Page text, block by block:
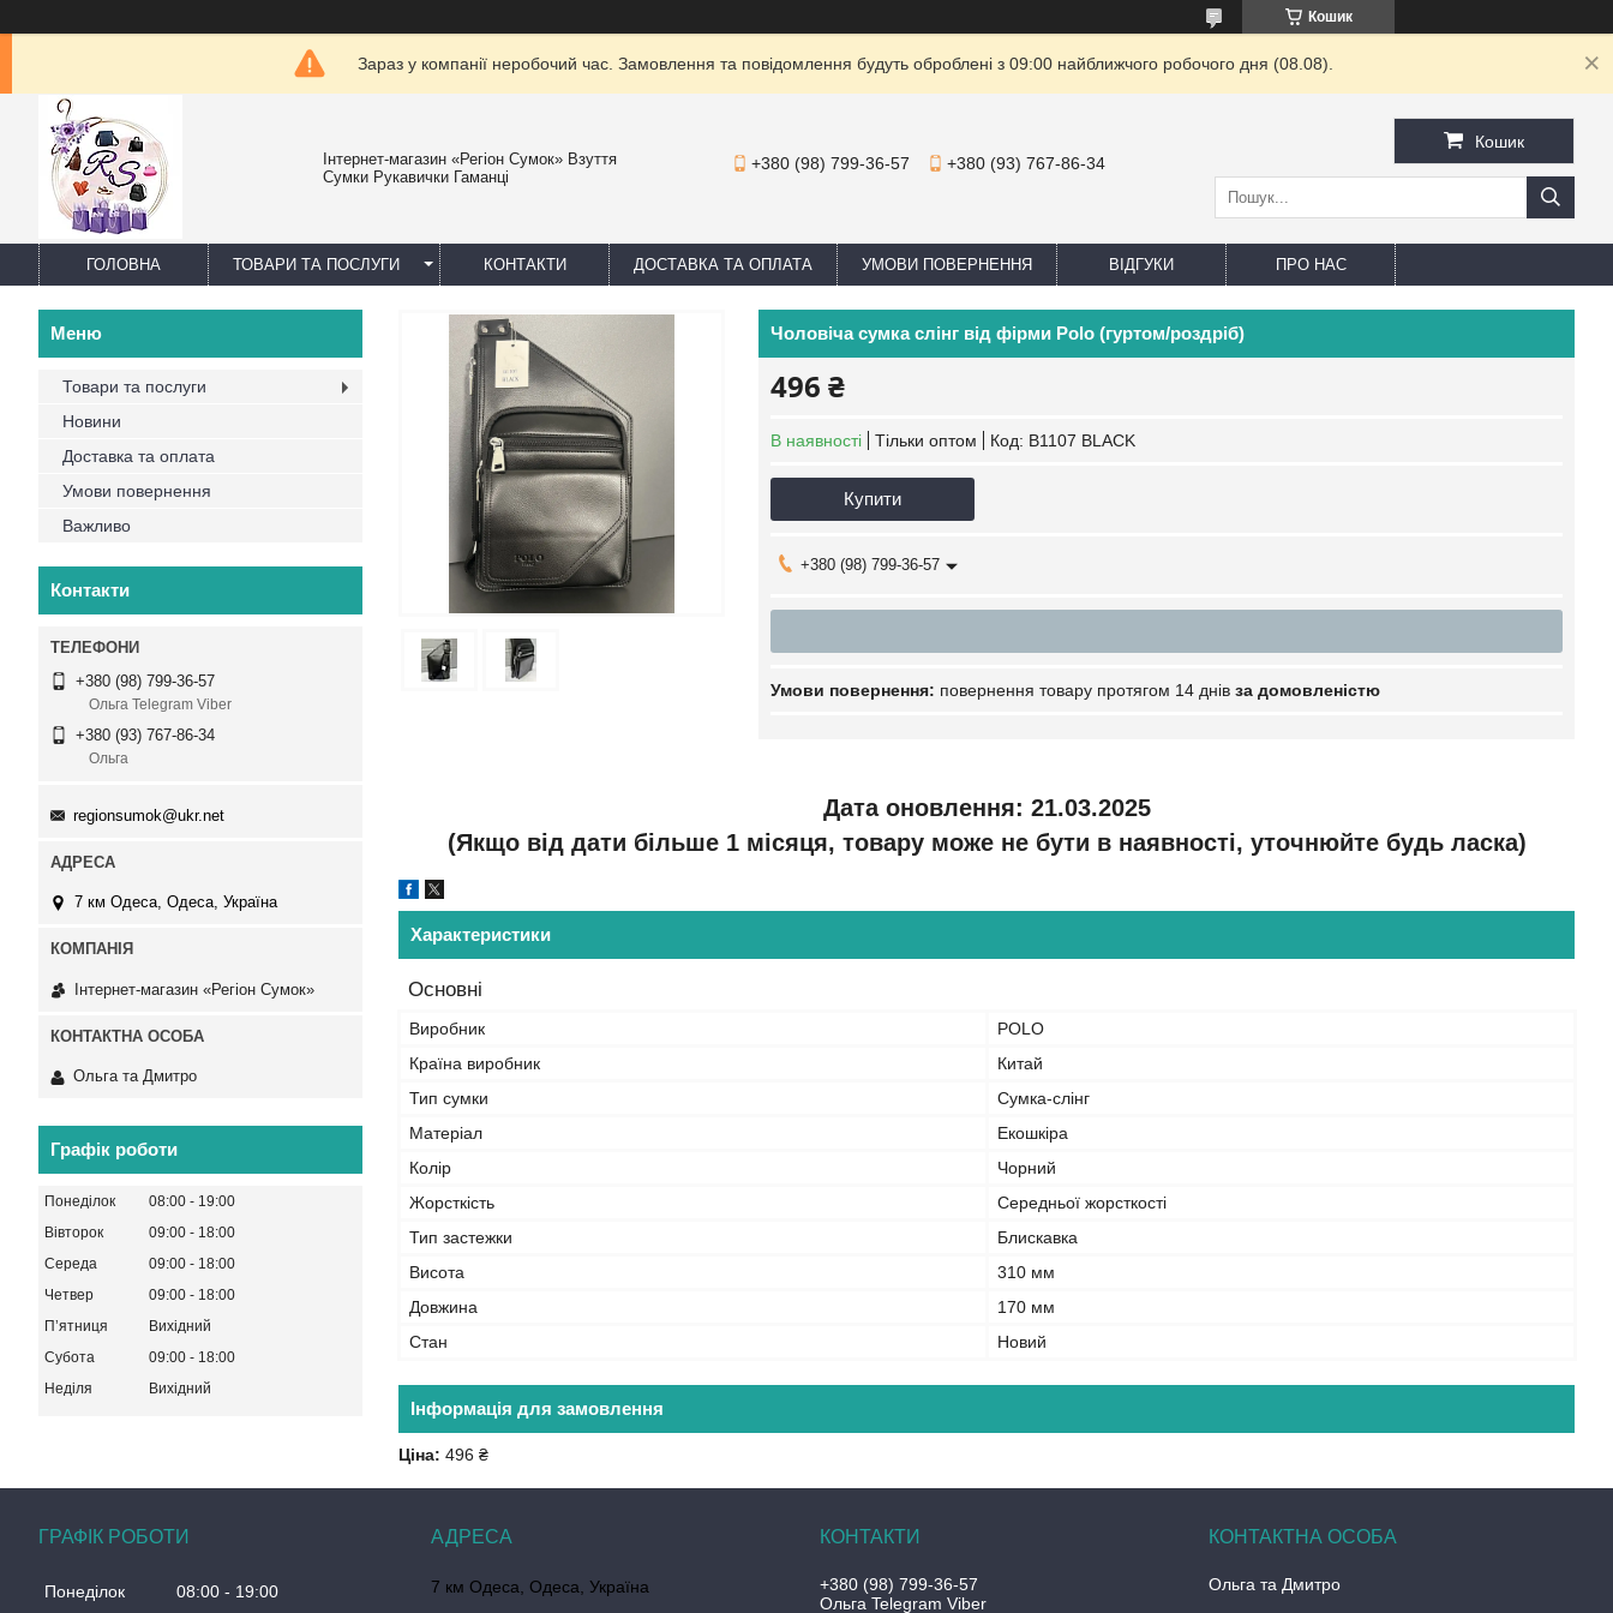
Кошик
Зараз у компанії неробочий час. Замовлення та повідомлення будуть оброблені з 09:00 найближчого робочого дня (08.08).
Інтернет-магазин «Регіон Сумок» Взуття
Сумки Рукавички Гаманці
+380 (98) 799-36-57 +380 (93) 767-86-34
Кошик
ГОЛОВНА ТОВАРИ ТА ПОСЛУГИ КОНТАКТИ ДОСТАВКА ТА ОПЛАТА УМОВИ ПОВЕРНЕННЯ ВІДГУКИ ПРО НАС
Чоловіча сумка слінг від фірми Polo (гуртом/роздріб)
496 ₴
В наявності Тільки оптом Код: B1107 BLACK
Купити
+380 (98) 799-36-57
повернення товару протягом 14 днів за домовленістю
Дата оновлення: 21.03.2025
(Якщо від дати більше 1 місяця, товару може не бути в наявності, уточнюйте будь ласка)
Характеристики
Основні
Виробник
POLO
Країна виробник
Китай
Тип сумки
Сумка-слінг
Матеріал
Екошкіра
Колір
Чорний
Жорсткість
Середньої жорсткості
Тип застежки
Блискавка
Висота
310 мм
Довжина
170 мм
Стан
Новий
Інформація для замовлення
Ціна: 496 ₴
Товари та послуги
Новини
Доставка та оплата
Умови повернення
Важливо
Контакти
+380 (98) 799-36-57
Ольга Telegram Viber
+380 (93) 767-86-34
Ольга
regionsumok@ukr.net
7 км Одеса, Одеса, Україна
Інтернет-магазин «Регіон Сумок»
Ольга та Дмитро
Графік роботи
Понеділок 08:00
19:00
Вівторок
09:00
18:00
Середа
09:00
18:00
Четвер
09:00
18:00
Пʼятниця
Вихідний
Субота
09:00
18:00
Неділя
Вихідний
ГРАФІК РОБОТИ
Понеділок 08:00 19:00 7 км Одеса, Одеса, Україна
+380 (98) 799-36-57
Ольга Telegram Viber
Ольга та Дмитро